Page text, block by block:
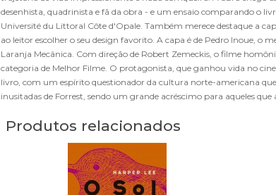
desenhista, quadrinista e fã da obra - e um ensaio comparando o
Université du Littoral Côte d'Opale. Também merece destaque a
ao leitor escolher o seu design favorito. A capa é de Pedro Inoue, o
Laranja Mecânica. Com direção de Robert Zemeckis, o filme
categoria de Melhor Filme. O protagonista, que ganhou vida no
livro, com um espírito questionador da cultura norte-americana
inusitadas de Forrest, sendo um grande acréscimo para aqueles
Produtos relacionados